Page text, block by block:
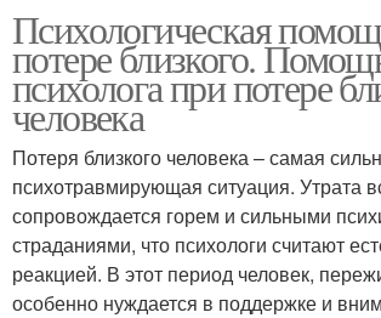
Психологическая
потере близкого.
психолога при потере
человека
Потеря близкого человека – самая
психотравмирующая ситуация. Утрата
сопровождается горем и сильными
страданиями, что психологи считают
реакцией. В этот период человек,
особенно нуждается в поддержке и